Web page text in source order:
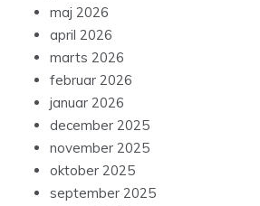
maj 2026
april 2026
marts 2026
februar 2026
januar 2026
december 2025
november 2025
oktober 2025
september 2025